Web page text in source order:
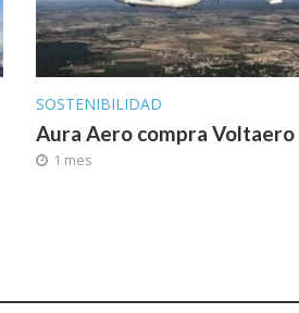
SOSTENIBILIDAD
Aura Aero compra Voltaero
1 mes